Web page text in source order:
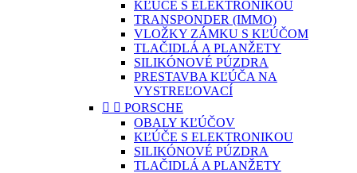
KĽÚČE S ELEKTRONIKOU
TRANSPONDER (IMMO)
VLOŽKY ZÁMKU S KĽÚČOM
TLAČIDLÁ A PLANŽETY
SILIKÓNOVÉ PÚZDRA
PRESTAVBA KĽÚČA NA
VYSTREĽOVACÍ
  PORSCHE
OBALY KĽÚČOV
KĽÚČE S ELEKTRONIKOU
SILIKÓNOVÉ PÚZDRA
TLAČIDLÁ A PLANŽETY